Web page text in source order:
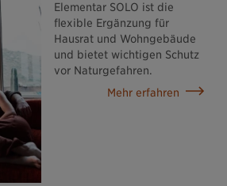
Elementar SOLO ist die
flexible Ergänzung für
Hausrat und Wohngebäude
und bietet wichtigen Schutz
vor Naturgefahren.
Mehr erfahren